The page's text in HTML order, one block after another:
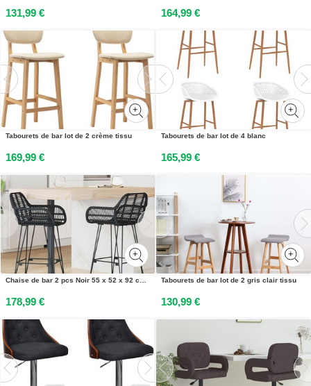
131,99 € 164,99 €
Tabourets de bar lot de 2 crème tissu
169,99 €
Tabourets de bar lot de 4 blanc
165,99 €
Chaise de bar 2 pcs Noir 55 x 52 x 92 cm Rotin et métal
178,99 €
Tabourets de bar lot de 2 gris clair tissu
130,99 €